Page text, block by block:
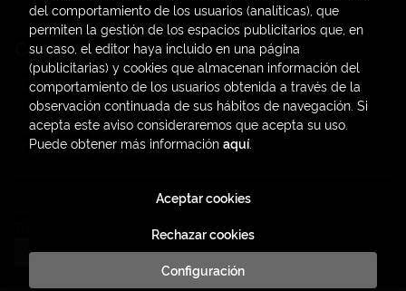
Contacto
C/ Amadeo de Saboya, 4
(+34) 963828968
latendauv@fundacio.es
Formulario de contacto
. Todos los Derechos Reservados |
del comportamiento de los usuarios (analíticas), que
permiten la gestión de los espacios publicitarios que, en
su caso, el editor haya incluido en una página
(publicitarias) y cookies que almacenan información del
comportamiento de los usuarios obtenida a través de la
observación continuada de sus hábitos de navegación. Si
acepta este aviso consideraremos que acepta su uso.
Puede obtener más información aquí.
Configuración
Rechazar cookies
Aceptar cookies